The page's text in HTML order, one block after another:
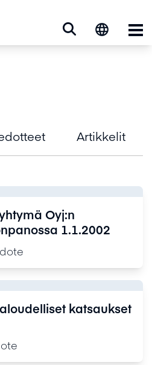
Artikkelit
Oyj:n
1.1.2002
katsaukset